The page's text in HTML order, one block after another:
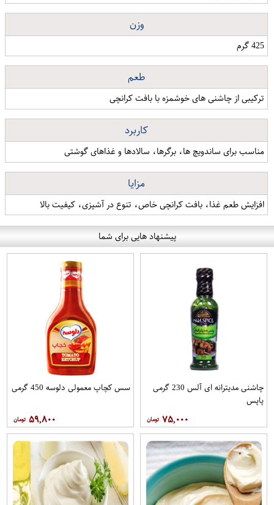
وزن
425 گرم
طعم
ترکیبی از چاشنی های خوشمزه با بافت کرانچی
کاربرد
مناسب برای ساندویچ ها، برگرها، سالادها و غذاهای گوشتی
مزایا
افزایش طعم غذا، بافت کرانچی خاص، تنوع در آشپزی، کیفیت بالا
پیشنهاد هایی برای شما
چاشنی مدیترانه ای آلس 230 گرمی
پاپس
۷۵,۰۰۰
سس کچاپ معمولی دلوسه 450 گرمی
۵۹,۸۰۰